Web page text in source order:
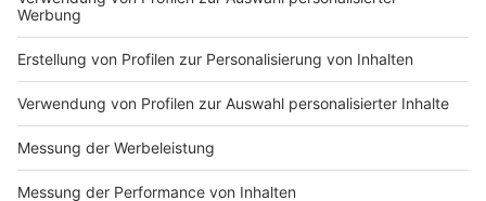
"Wir wollen nicht gucken was ihr nicht könnt,
sondern was ihr könnt!",
an den Satz von Tim Mälzer erinnert sich Papa Klaus
zurück. Ayla Marie und ihre Eltern sind zufrieden und
stolz, dass sie mitgemacht hat und sogar als
Küchenchefin glänzen konnte. Das Ergebnis des